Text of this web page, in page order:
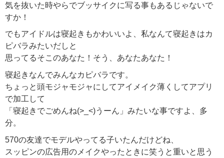
気を抜いた時やらでブッサイクに写る事もあるじゃないで
すか！
でもアイドルは寝起きもかわいいよ、私なんて寝起きはカ
ピバラみたいだしと
思ってるそこのあなた！そう、あなたあなた！
寝起きなんでみんなカピバラです。
ちょっと頭モジャモジャにしてアイメイク薄くしてアプリ
で加工して
「寝起きでごめんね(>_<)うーん」みたいな事ですよ、多
分。
570の友達でモデルやってる子いたんだけどね、
スッピンの広告用のメイクやったときに笑うと重いと思う